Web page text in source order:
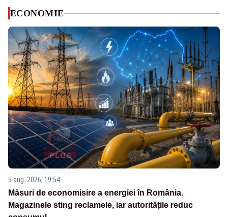
ECONOMIE
5 aug. 2026, 19:54
Măsuri de economisire a energiei în România.
Magazinele sting reclamele, iar autoritățile reduc